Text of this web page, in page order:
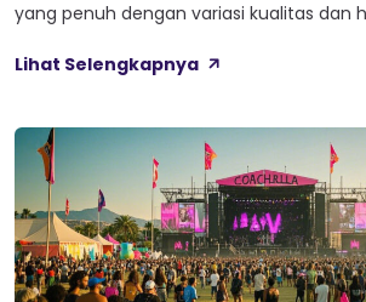
yang penuh dengan variasi kualitas dan
atau bisnis Anda. Cotton combed
merugikan secara finansial dalam
Lihat Selengkapnya